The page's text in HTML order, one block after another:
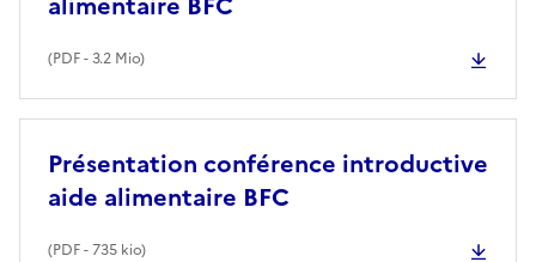
(PDF- 3.2 Mio)
Présentation conférence introductive
aide alimentaire BFC
(PDF- 735 kio)